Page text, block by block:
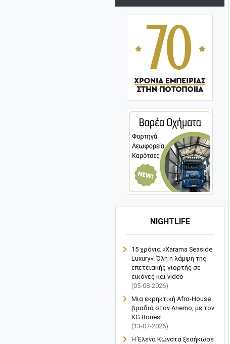
NIGHTLIFE
15 χρόνια «Xarama Seaside
Luxury»: Όλη η λάμψη της
επετειακής γιορτής σε
εικόνες και video
(05-08-2026)
Μια εκρηκτική Afro-House
βραδιά στον Anemo, με τον
KG Bones!
(13-07-2026)
Η Έλενα Κώνστα ξεσήκωσε